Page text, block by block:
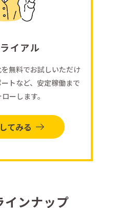
イアル
無料でお試しいただけ
トなど、安定稼働まで
ーします。
てみる
インナップ